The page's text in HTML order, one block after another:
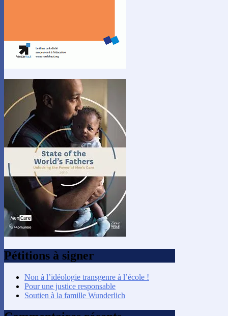
Pétitions à signer
Non à l’idéologie transgenre à l’école !
Pour une justice responsable
Soutien à la famille Wunderlich